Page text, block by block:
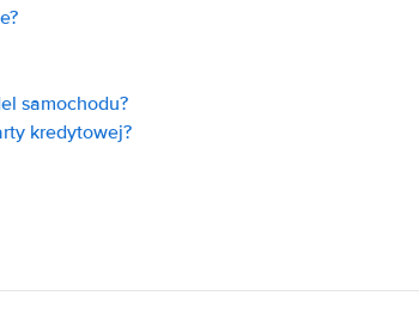
samochodu?
kredytowej?